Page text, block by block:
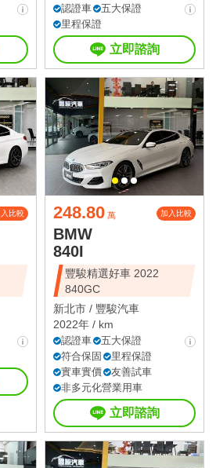
認證車
五大保證
里程保證
立即諮詢
比較 248.80 萬 加入比較
BMW
840I
豐駿精選好車 2022
840GC
新北市 / 豐駿汽車
2022年 / km
認證車
五大保證
符合保固
里程保證
實車實價
友善試車
非多元化營業用車
立即諮詢